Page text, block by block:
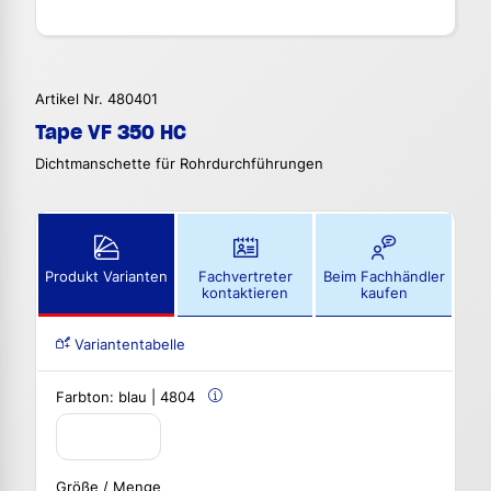
Artikel Nr. 480401
Tape VF 350 HC
Dichtmanschette für Rohrdurchführungen
Produkt Varianten
Fachvertreter
kontaktieren
Beim Fachhändler
kaufen
Variantentabelle
Farbton: blau | 4804
Größe / Menge